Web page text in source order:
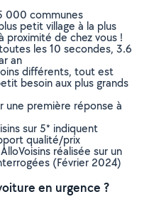
000 communes
petit village à la plus
proximité de chez vous !
les 10 secondes, 3.6
an
différents, tout est
besoin aux plus grands
une première réponse à
sur 5* indiquent
qualité/prix
réalisée sur un
(Février 2024)
en urgence ?